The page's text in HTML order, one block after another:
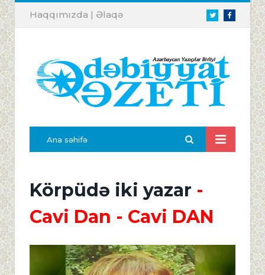
TwitterFacebook
Haqqımızda | Əlaqə
Ana səhifə
Körpüdə iki yazar -
Cavi Dan - Cavi DAN